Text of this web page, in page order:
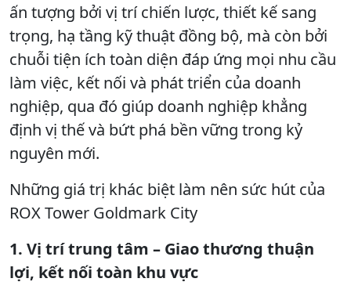
ấn tượng bởi vị trí chiến lược, thiết kế sang
trọng, hạ tầng kỹ thuật đồng bộ, mà còn bởi
chuỗi tiện ích toàn diện đáp ứng mọi nhu cầu
làm việc, kết nối và phát triển của doanh
nghiệp, qua đó giúp doanh nghiệp khẳng
định vị thế và bứt phá bền vững trong kỷ
nguyên mới.
Những giá trị khác biệt làm nên sức hút của
ROX Tower Goldmark City
1. Vị trí trung tâm – Giao thương thuận
lợi, kết nối toàn khu vực